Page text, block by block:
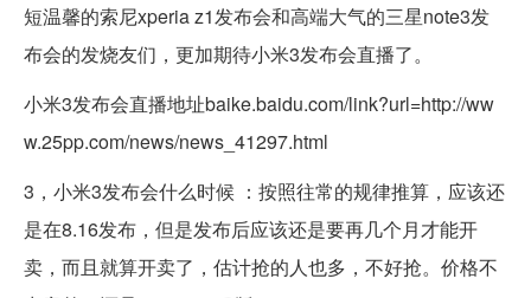
短温馨的索尼xperia z1发布会和高端大气的三星note3发
布会的发烧友们，更加期待小米3发布会直播了。
小米3发布会直播地址baike.baidu.com/link?url=http://ww
w.25pp.com/news/news_41297.html
3，小米3发布会什么时候 ：按照往常的规律推算，应该还
是在8.16发布，但是发布后应该还是要再几个月才能开
卖，而且就算开卖了，估计抢的人也多，不好抢。价格不